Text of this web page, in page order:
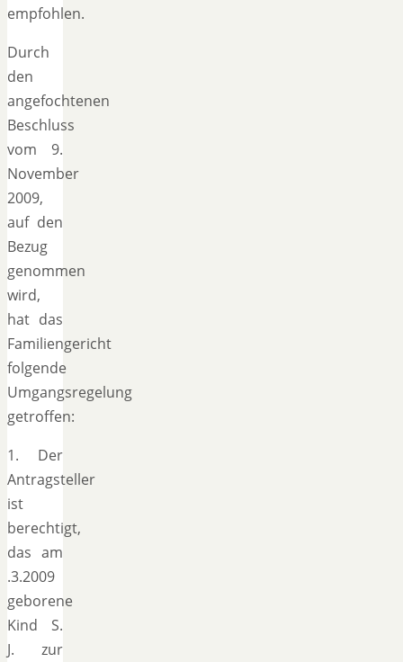
empfohlen.
Durch
den
angefochtenen
Beschluss
vom 9.
November
2009,
auf den
Bezug
genommen
wird,
hat das
Familiengericht
folgende
Umgangsregelung
getroffen:
1. Der
Antragsteller
ist
berechtigt,
das am
.3.2009
geborene
Kind S.
J. zur